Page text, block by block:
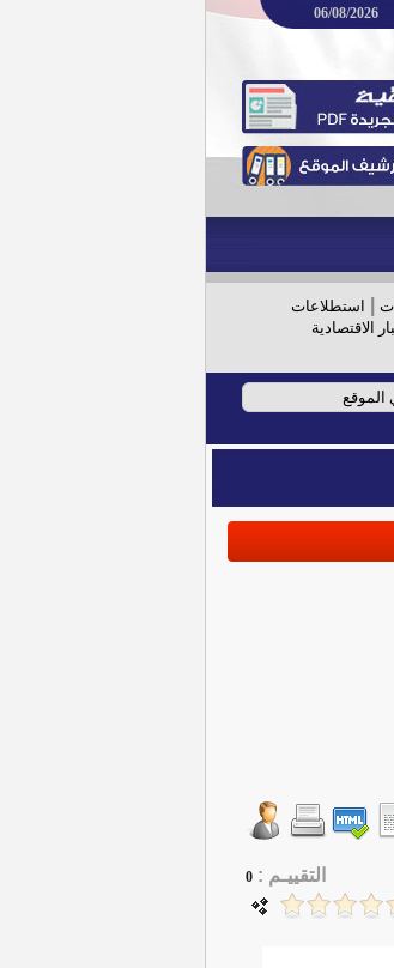
06/08/2026
استطلاعات
الاقتصادية
التقييـم : 0